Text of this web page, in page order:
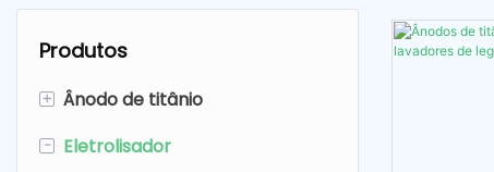
Produtos
+ Ânodo de titânio
Ânodo de titânio revestido de
-
Eletrolisador